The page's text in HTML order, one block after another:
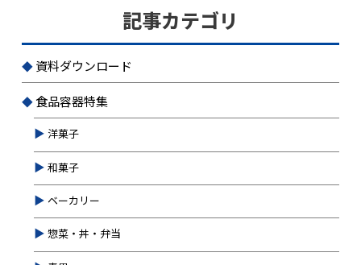
記事カテゴリ
資料ダウンロード
食品容器特集
洋菓子
和菓子
ベーカリー
惣菜・丼・弁当